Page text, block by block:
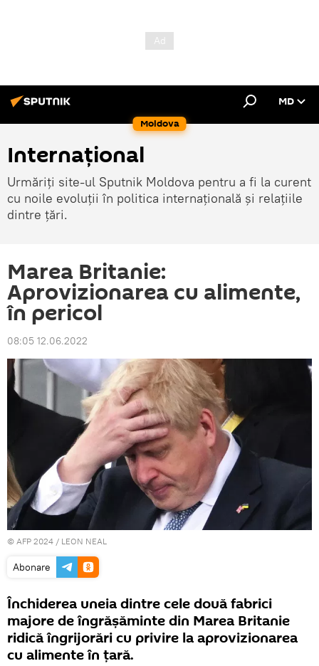
Moldova
MD
Internațional
Urmăriți site-ul Sputnik Moldova pentru a fi la curent
cu noile evoluții în politica internațională și relațiile
dintre țări.
Marea Britanie:
Aprovizionarea cu alimente,
în pericol
08:05 12.06.2022
© AFP 2024 / LEON NEAL
Abonare
Închiderea uneia dintre cele două fabrici
majore de îngrășăminte din Marea Britanie
ridică îngrijorări cu privire la aprovizionarea
cu alimente în țară.